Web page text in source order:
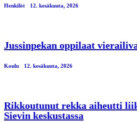
Henkilöt 12. kesäkuuta, 2026
Jussinpekan oppilaat
Koulu 12. kesäkuuta, 2026
Rikkoutunut rekka aiheutti
Sievin keskustassa